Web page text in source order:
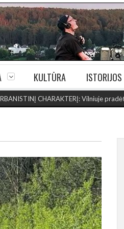
KULTŪRA ISTORIJOS
Vilniuje pradėtas